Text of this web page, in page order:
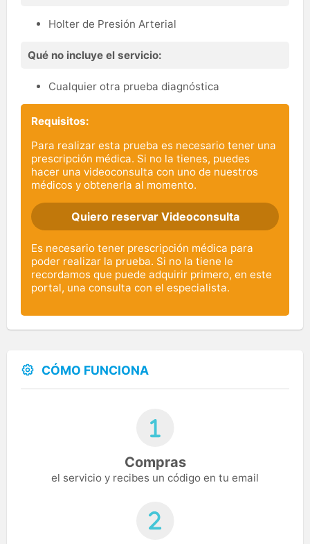
Holter de Presión Arterial
Qué no incluye el servicio:
Cualquier otra prueba diagnóstica
Requisitos:
Para realizar esta prueba es necesario tener una
prescripción médica. Si no la tienes, puedes
hacer una videoconsulta con uno de nuestros
médicos y obtenerla al momento.
Quiero reservar Videoconsulta
Es necesario tener prescripción médica para
poder realizar la prueba. Si no la tiene le
recordamos que puede adquirir primero, en este
portal, una consulta con el especialista.
CÓMO FUNCIONA
Compras
el servicio y recibes un código en tu email